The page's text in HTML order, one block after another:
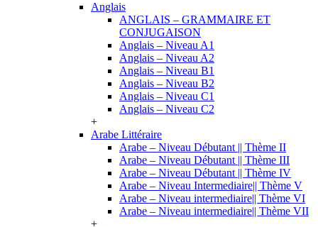
Anglais
ANGLAIS – GRAMMAIRE ET
CONJUGAISON
Anglais – Niveau A1
Anglais – Niveau A2
Anglais – Niveau B1
Anglais – Niveau B2
Anglais – Niveau C1
Anglais – Niveau C2
+
Arabe Littéraire
Arabe – Niveau Débutant || Thème II
Arabe – Niveau Débutant || Thème III
Arabe – Niveau Débutant || Thème IV
Arabe – Niveau Intermediaire|| Thème V
Arabe – Niveau intermediaire|| Thème VI
Arabe – Niveau intermediaire|| Thème VII
+